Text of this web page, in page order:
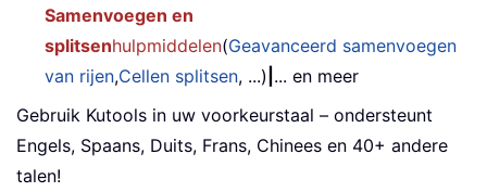
Samenvoegen en
splitsenhulpmiddelen(Geavanceerd samenvoegen
van rijen,Cellen splitsen, ...) ... en meer
Gebruik Kutools in uw voorkeurstaal – ondersteunt
Engels, Spaans, Duits, Frans, Chinees en 40+ andere
talen!